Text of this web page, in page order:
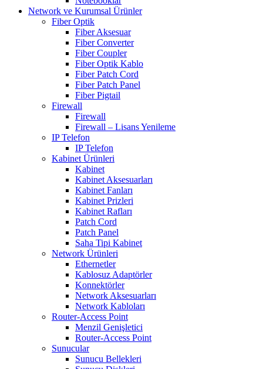
Network ve Kurumsal Ürünler
Fiber Optik
Fiber Aksesuar
Fiber Converter
Fiber Coupler
Fiber Optik Kablo
Fiber Patch Cord
Fiber Patch Panel
Fiber Pigtail
Firewall
Firewall
Firewall – Lisans Yenileme
IP Telefon
IP Telefon
Kabinet Ürünleri
Kabinet
Kabinet Aksesuarları
Kabinet Fanları
Kabinet Prizleri
Kabinet Rafları
Patch Cord
Patch Panel
Saha Tipi Kabinet
Network Ürünleri
Ethernetler
Kablosuz Adaptörler
Konnektörler
Network Aksesuarları
Network Kabloları
Router-Access Point
Menzil Genişletici
Router-Access Point
Sunucular
Sunucu Bellekleri